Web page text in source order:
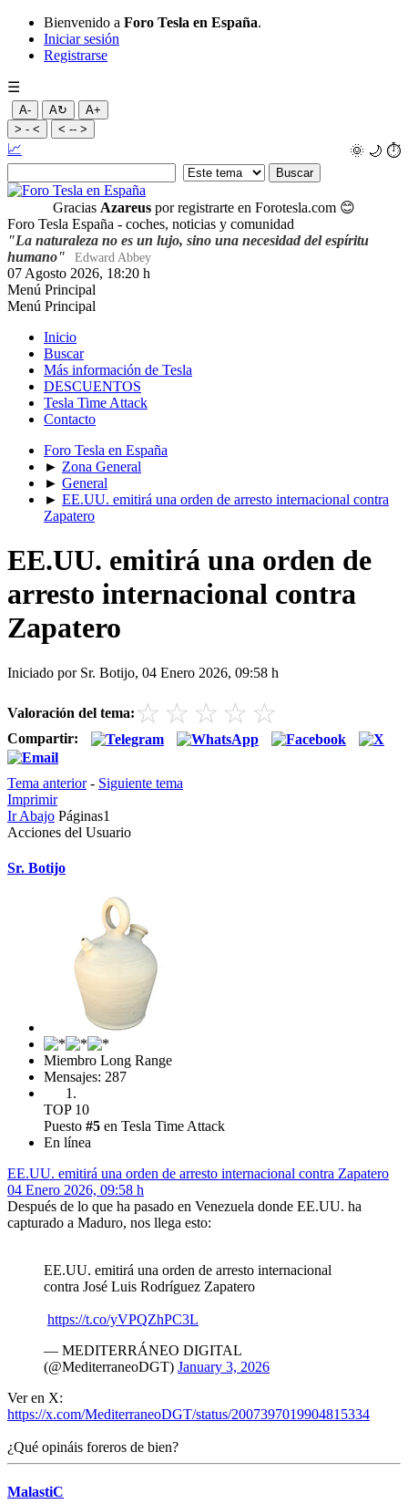
Bienvenido a Foro Tesla en España.
Iniciar sesión
Registrarse
☰
A- A↻
A+
> - <
< -- >
🌞 🌙 ⏱️
📈
Gracias Azareus por registrarte en Forotesla.com 😊
Foro Tesla España - coches, noticias y comunidad
"La naturaleza no es un lujo, sino una necesidad del espíritu
humano"
Edward Abbey
07 Agosto 2026, 18:20 h
Menú Principal
Menú Principal
Inicio
Buscar
Más información de Tesla
DESCUENTOS
Tesla Time Attack
Contacto
Foro Tesla en España
► Zona General
► General
► EE.UU. emitirá una orden de arresto internacional contra
Zapatero
EE.UU. emitirá una orden de
arresto internacional contra
Zapatero
Iniciado por Sr. Botijo, 04 Enero 2026, 09:58 h
Valoración del tema: ☆ ☆ ☆ ☆ ☆
Compartir:
Tema anterior- Siguiente tema
Imprimir
Ir Abajo Páginas1
Acciones del Usuario
Sr. Botijo
Miembro Long Range
Mensajes: 287
TOP 10
Puesto #5 en Tesla Time Attack
En línea
EE.UU. emitirá una orden de arresto internacional contra Zapatero
04 Enero 2026, 09:58 h
Después de lo que ha pasado en Venezuela donde EE.UU. ha
capturado a Maduro, nos llega esto:
EE.UU. emitirá una orden de arresto internacional
contra José Luis Rodríguez Zapatero
https://t.co/yVPQZhPC3L
— MEDITERRÁNEO DIGITAL
(@MediterraneoDGT) January 3, 2026
Ver en X:
https://x.com/MediterraneoDGT/status/2007397019904815334
¿Qué opináis foreros de bien?
MalastiC